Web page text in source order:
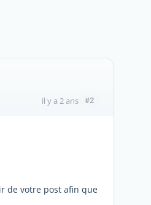
il y a 2 ans #2
de votre post afin que